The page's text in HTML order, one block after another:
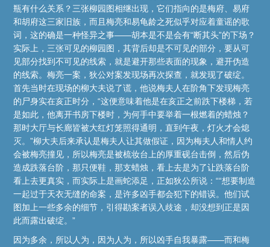
瓶有什么关系？三张柳园图相继出现，它们指向的是梅府、易府
和胡府这三家旧族，而且梅亮和易龟龄之死似乎对应着童谣的歌
词，这的确是一种怪异之事——胡本是不是会有“断其头”的下场？
实际上，三张可见的柳园图，其背后却是不可见的部分，要从可
见部分找到不可见的线索，就是避开那些表面的现象，避开伪造
的线索。梅亮一案，狄公对案发现场再次探查，就发现了破绽。
首先当时在现场的柳大夫说了谎，他说梅夫人在阶角下发现梅亮
的尸身实在亥正时分，“这便意味着他是在亥正之前跌下楼梯，若
是如此，他离开书房下楼时，为何手中要举着一根燃着的蜡烛？
那时大厅与长廊皆被大红灯笼照得通明，直到午夜，灯火才会熄
灭。”柳大夫后来承认是梅夫人让其做假证，因为梅夫人和情人约
会被梅亮撞见，所以梅亮是被梳妆台上的厚重砚台击倒，然后伪
造成跌落台阶，那只便鞋，那支蜡烛，看上去是为了让跌落台阶
看上去更真实，而实际上是画蛇添足，正如狄公所说：““想要制造
一起过于天衣无缝的命案，是许多凶手都会犯下的错误。他们试
图加上一些多余的细节，引得勘案者误入歧途，却没想到正是因
此而露出破绽。”
因为多余，所以人为，因为人为，所以凶手自我暴露——而和梅